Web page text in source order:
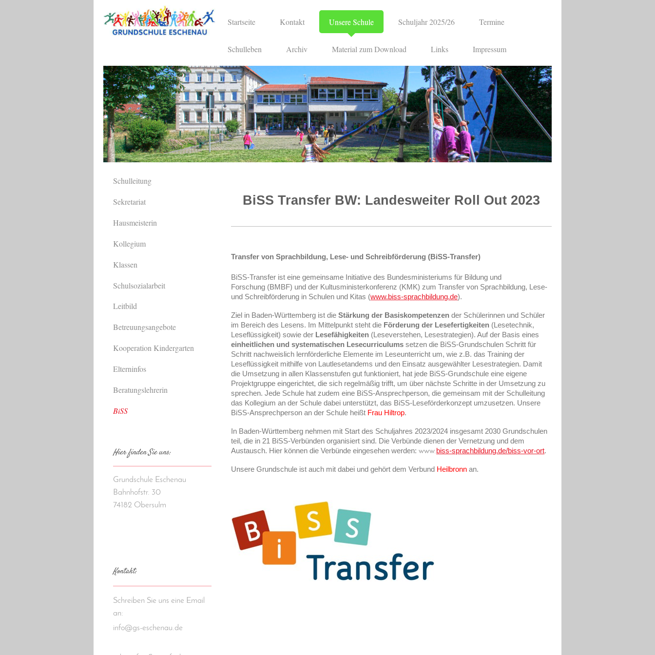
Startseite Kontakt Unsere Schule Schuljahr 2025/26 Termine
Schulleben Archiv Material zum Download Links Impressum
BiSS Transfer BW: Landesweiter Roll Out 2023
Transfer von Sprachbildung, Lese- und Schreibförderung (BiSS-Transfer)
BiSS-Transfer ist eine gemeinsame Initiative des Bundesministeriums für Bildung und
Forschung (BMBF) und der Kultusministerkonferenz (KMK) zum Transfer von Sprachbildung, Lese-
und Schreibförderung in Schulen und Kitas (www.biss-sprachbildung.de).
Ziel in Baden-Württemberg ist dieStärkung der Basiskompetenzen der Schülerinnen und Schüler
im Bereich des Lesens. Im Mittelpunkt steht die Förderung der Lesefertigkeiten (Lesetechnik,
Leseflüssigkeit) sowie der Lesefähigkeiten (Leseverstehen, Lesestrategien). Auf der Basis eines
einheitlichen und systematischen Lesecurriculums setzen die BiSS-Grundschulen Schritt für
Schritt nachweislich lernförderliche Elemente im Leseunterricht um, wie z.B. das Training der
Leseflüssigkeit mithilfe von Lautlesetandems und den Einsatz ausgewählter Lesestrategien. Damit
die Umsetzung in allen Klassenstufen gut funktioniert, hat jede BiSS-Grundschule eine eigene
Projektgruppe eingerichtet, die sich regelmäßig trifft, um über nächste Schritte in der Umsetzung zu
sprechen. Jede Schule hat zudem eine BiSS-Ansprechperson, die gemeinsam mit der Schulleitung
das Kollegium an der Schule dabei unterstützt, das BiSS-Leseförderkonzept umzusetzen. Unsere
BiSS-Ansprechperson an der Schule heißt Frau Hiltrop.
In Baden-Württemberg nehmen mit Start des Schuljahres 2023/2024 insgesamt 2030 Grundschulen
teil, die in 21 BiSS-Verbünden organisiert sind. Die Verbünde dienen der Vernetzung und dem
Austausch. Hier können die Verbünde eingesehen werden: www.biss-sprachbildung.de/biss-vor-ort.
Unsere Grundschule ist auch mit dabei und gehört dem Verbund Heilbronn an.
Schulleitung
Sekretariat
Hausmeisterin
Kollegium
Klassen
Schulsozialarbeit
Leitbild
Betreuungsangebote
Kooperation Kindergarten
Elterninfos
Beratungslehrerin
BiSS
Hier finden Sie uns:
Grundschule Eschenau
Bahnhofstr. 30
74182 Obersulm
Kontakt:
Schreiben Sie uns eine Email
an:
info@gs-eschenau.de